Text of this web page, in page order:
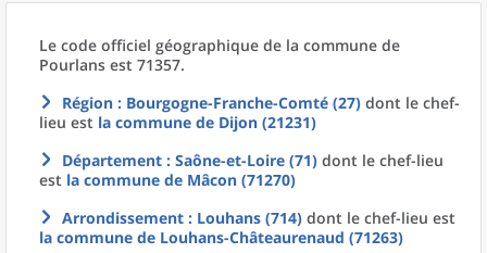
Le code officiel géographique de la commune de
Pourlans est 71357.
Région : Bourgogne-Franche-Comté (27) dont le chef-
lieu est la commune de Dijon (21231)
Département : Saône-et-Loire (71) dont le chef-lieu
est la commune de Mâcon (71270)
Arrondissement : Louhans (714) dont le chef-lieu est
la commune de Louhans-Châteaurenaud (71263)